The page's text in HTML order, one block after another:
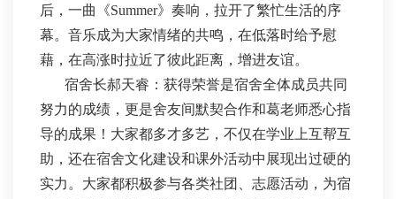
后，一曲《Summer》奏响，拉开了繁忙生活的序
幕。音乐成为大家情绪的共鸣，在低落时给予慰
藉，在高涨时拉近了彼此距离，增进友谊。
宿舍长郝天睿：获得荣誉是宿舍全体成员共同
努力的成绩，更是舍友间默契合作和葛老师悉心指
导的成果！大家都多才多艺，不仅在学业上互帮互
助，还在宿舍文化建设和课外活动中展现出过硬的
实力。大家都积极参与各类社团、志愿活动，为宿